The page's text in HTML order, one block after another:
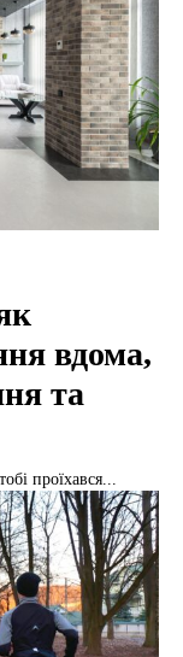
вдома,
та
проїхався...